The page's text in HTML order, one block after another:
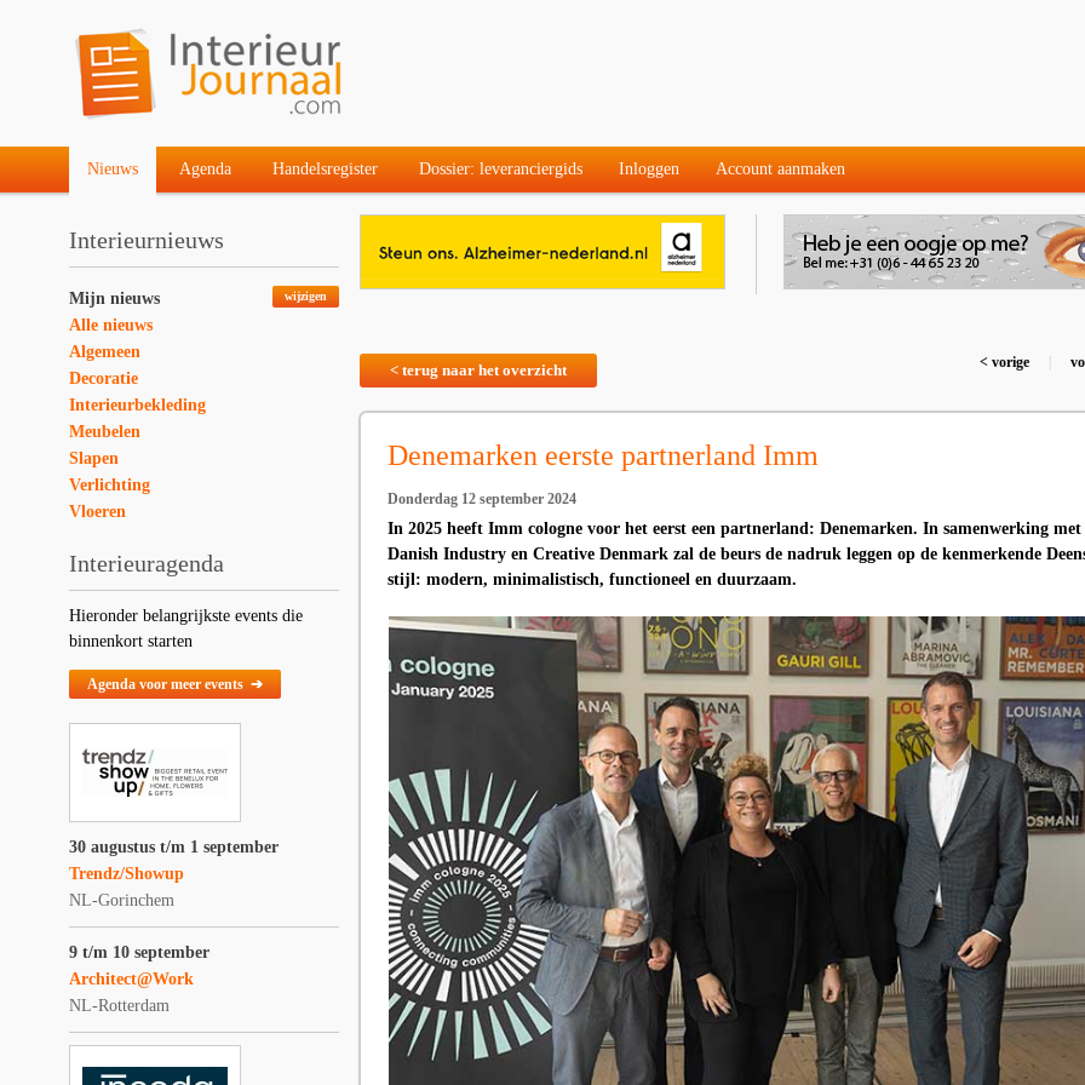
Nieuws Agenda Handelsregister Dossier: leveranciergids Inloggen Account aanmaken
Interieurnieuws
wijzigen
Mijn nieuws
Alle nieuws
Algemeen
Decoratie
Interieurbekleding
Meubelen
Slapen
Verlichting
Vloeren
Interieuragenda
Hieronder belangrijkste events die
binnenkort starten
Agenda voor meer events ➔
30 augustus t/m 1 september
Trendz/Showup
NL-Gorinchem
9 t/m 10 september
Architect@Work
NL-Rotterdam
< terug naar het overzicht < vorige
Denemarken eerste partnerland Imm
Donderdag 12 september 2024
In 2025 heeft Imm cologne voor het eerst een partnerland: Denemarken. In samenwerking met
Danish Industry en Creative Denmark zal de beurs de nadruk leggen op de kenmerkende
stijl: modern, minimalistisch, functioneel en duurzaam.